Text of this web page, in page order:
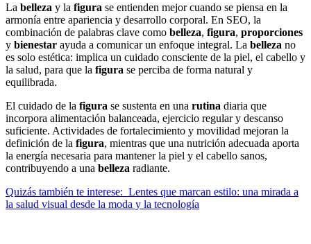
La belleza y la figura se entienden mejor cuando se piensa en la
armonía entre apariencia y desarrollo corporal. En SEO, la
combinación de palabras clave como belleza, figura, proporciones
y bienestar ayuda a comunicar un enfoque integral. La belleza no
es solo estética: implica un cuidado consciente de la piel, el cabello y
la salud, para que la figura se perciba de forma natural y
equilibrada.
El cuidado de la figura se sustenta en una rutina diaria que
incorpora alimentación balanceada, ejercicio regular y descanso
suficiente. Actividades de fortalecimiento y movilidad mejoran la
definición de la figura, mientras que una nutrición adecuada aporta
la energía necesaria para mantener la piel y el cabello sanos,
contribuyendo a una belleza radiante.
Quizás también te interese: Lentes que marcan estilo: una mirada a
la salud visual desde la moda y la tecnología